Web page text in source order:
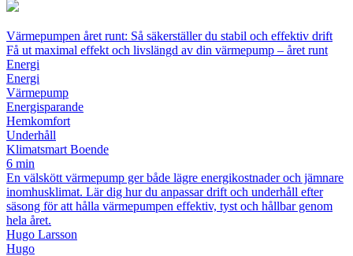
Värmepumpen året runt: Så säkerställer du stabil och effektiv drift
Få ut maximal effekt och livslängd av din värmepump – året runt
Energi
Energi
Värmepump
Energisparande
Hemkomfort
Underhåll
Klimatsmart Boende
6 min
En välskött värmepump ger både lägre energikostnader och jämnare
inomhusklimat. Lär dig hur du anpassar drift och underhåll efter
säsong för att hålla värmepumpen effektiv, tyst och hållbar genom
hela året.
Hugo Larsson
Hugo